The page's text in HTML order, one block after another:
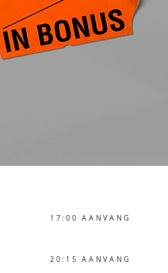
17:00 AANVANG
20:15 AANVANG